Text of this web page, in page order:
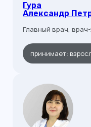
Гура
Александр
Главный врач,
принимает: